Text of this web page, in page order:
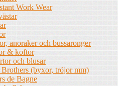
Work Wear
anoraker och bussaronger
& koftor
och blusar
Brothers (byxor, tröjor mm)
de Bagne